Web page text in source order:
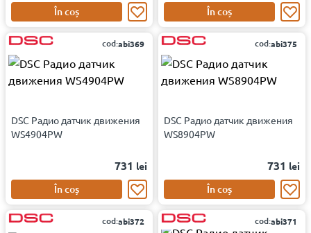
În coș În coș
cod:abi369
DSC Радио датчик движения
WS4904PW
731 lei
În coș
cod:abi375
DSC Радио датчик движения
WS8904PW
731 lei
În coș
cod:abi372 cod:abi371